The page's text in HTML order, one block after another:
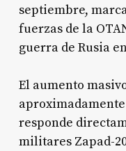
septiembre,
fuerzas de la
guerra de Rusia
El aumento
aproximadamente
responde
militares Zapad-